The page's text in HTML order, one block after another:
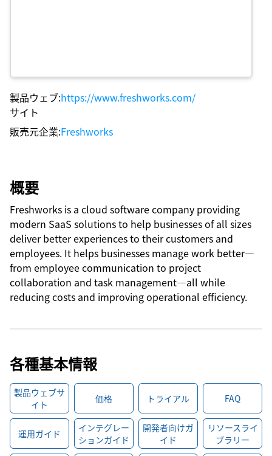
製品ウェブ
サイト
:https://www.freshworks.com/
販売元企業:Freshworks
概要
Freshworks is a cloud software company providing
modern SaaS solutions to help businesses of all sizes
deliver better experiences to their customers and
employees. It helps businesses manage work better—
from employee communication to project
collaboration and task management—all while
reducing costs and improving operational efficiency.
各種基本情報
製品ウェブサ
イト
価格 トライアル FAQ
運用ガイド
インテグレー
ションガイド
開発者向けガ
イド
リソースライ
ブラリー